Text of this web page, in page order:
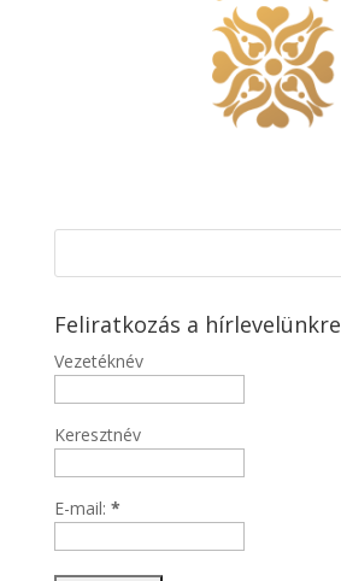
Feliratkozás a hírlevelünkre
Vezetéknév
Keresztnév
E-mail: *